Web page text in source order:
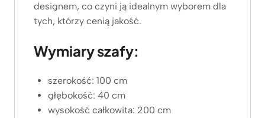
designem, co czyni ją idealnym wyborem dla
tych, którzy cenią jakość.
Wymiary szafy:
szerokość: 100 cm
głębokość: 40 cm
wysokość całkowita: 200 cm